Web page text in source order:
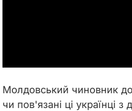
Молдовський чиновник
чи пов'язані ці українці